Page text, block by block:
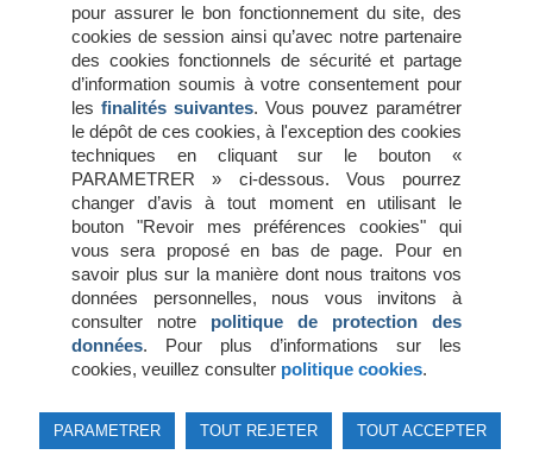
juin 2015
mai 2015
avril 2015
mars 2015
février 2015
janvier 2015
octobre 2014
Connexion
Flux des publications
Flux des commentaires
Site de WordPress-FR
© 2026 Association du droit des robots
pour assurer le bon fonctionnement du site, des
cookies de session ainsi qu’avec notre partenaire
des cookies fonctionnels de sécurité et partage
d’information soumis à votre consentement pour
les finalités suivantes. Vous pouvez paramétrer
le dépôt de ces cookies, à l'exception des cookies
techniques en cliquant sur le bouton «
PARAMETRER » ci-dessous. Vous pourrez
changer d’avis à tout moment en utilisant le
bouton "Revoir mes préférences cookies" qui
vous sera proposé en bas de page. Pour en
savoir plus sur la manière dont nous traitons vos
données personnelles, nous vous invitons à
consulter notre politique de protection des
données. Pour plus d’informations sur les
cookies, veuillez consulter politique cookies.
PARAMETRER TOUT REJETER TOUT ACCEPTER